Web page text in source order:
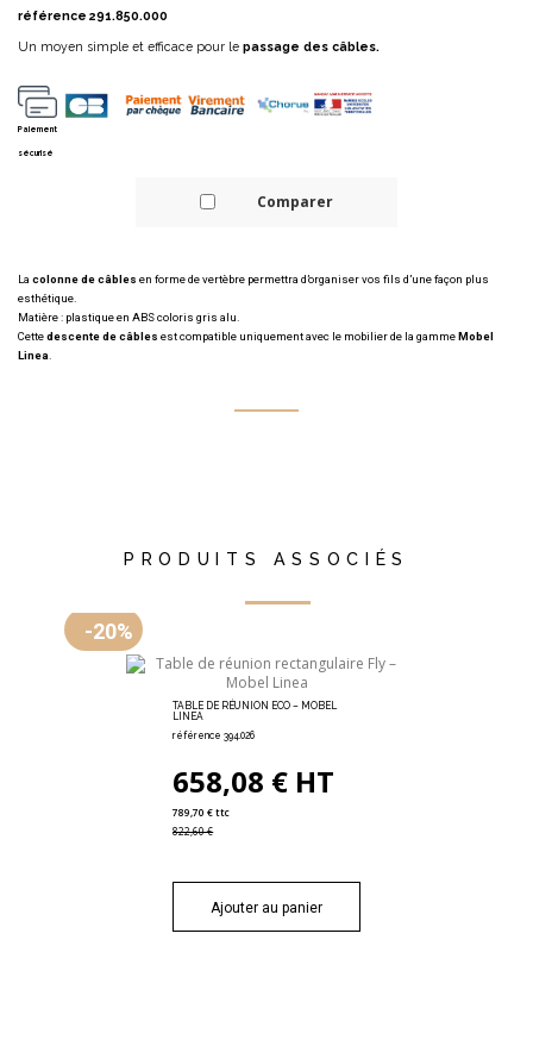
référence 291.850.000
Un moyen simple et efficace pour le passage des câbles.
Paiement
sécurisé
Comparer
La colonne de câbles en forme de vertèbre permettra d’organiser vos fils d’une façon plus
esthétique.
Matière : plastique en ABS coloris gris alu.
Cettedescente de câbles est compatible uniquement avec le mobilier de la gammeMobel
Linea
PRODUITS ASSOCIÉS
-20%
TABLE DE RÉUNION ECO – MOBEL
LINEA
référence 394.026
658,08 € HT
789,70 € ttc
822,60 €
Ajouter au panier